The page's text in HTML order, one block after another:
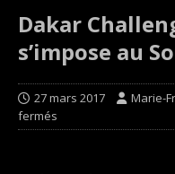
Dakar
s’impose au
27 mars 2017 Marie-
fermés